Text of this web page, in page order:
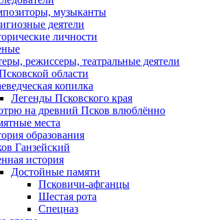
музыканты
деятели
личности
режиссеры, театральные деятели
области
копилка
Легенды Псковского края
на древний Псков влюблённо
места
образования
Ганзейский
история
Достойные памяти
Псковичи-афганцы
Шестая рота
Спецназ